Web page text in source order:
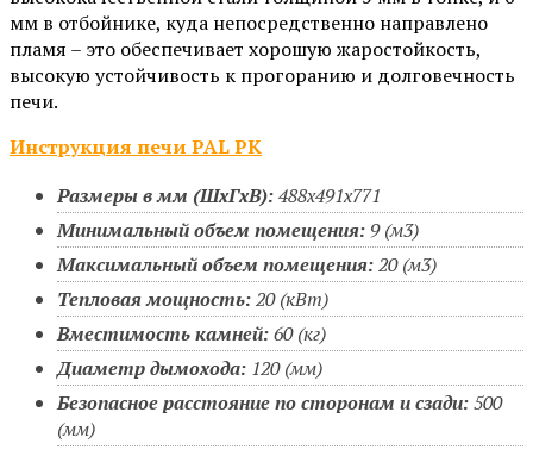
мм в отбойнике, куда непосредственно направлено
пламя – это обеспечивает хорошую жаростойкость,
высокую устойчивость к прогоранию и долговечность
печи.
Инструкция печи PAL PK
Размеры в мм (ШхГхВ):488х491х771
Минимальный объем помещения: 9 (м3)
Максимальный объем помещения:20 (м3)
Тепловая мощность:20 (кВт)
Вместимость камней:60 (кг)
Диаметр дымохода: 120 (мм)
Безопасное расстояние по сторонам и сзади:500
(мм)